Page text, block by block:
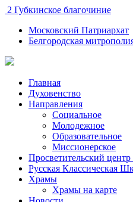
2 Губкинское благочиние
Московский Патриархат
Белгородская
Главная
Духовенство
Направления
Социальное
Молодежное
Образовательное
Миссионерское
Просветительский
Русская Классическая
Храмы
Храмы на карте